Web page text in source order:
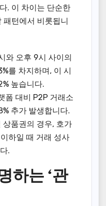
. 이 차이는 단순한
턴에서 비롯됩니
와 오후 9시 사이의
를 차지하며, 이 시
높습니다.
폼 대비 P2P 거래소
추가 발생합니다.
상품권의 경우, 호가
하일 때 거래 성사
.
하는 ‘관